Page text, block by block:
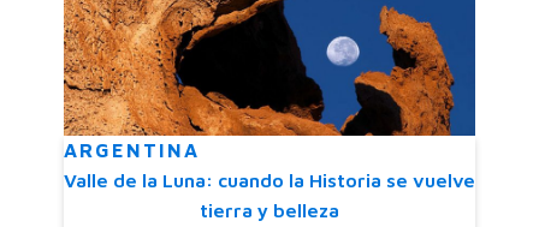
ARGENTINA
Valle de la Luna: cuando la Historia se vuelve
tierra y belleza